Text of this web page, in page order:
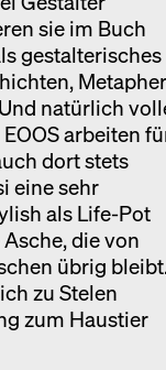
sie im Buch
gestalterisches
natürlich
arbeiten
dort stets
eine sehr
als Life-Pot
die von
übrig
zu Stelen
zum Haustier